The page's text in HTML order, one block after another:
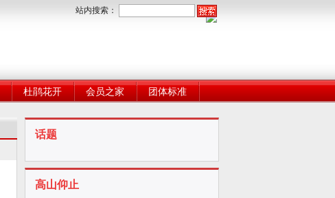
站内搜索：
杜鹃花开 会员之家 团体标准
话题
高山仰止